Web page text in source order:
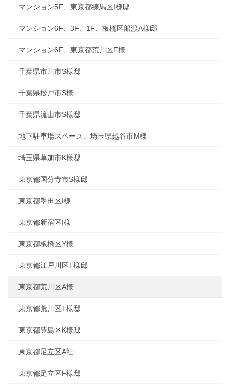
マンション5F、東京都練馬区I様邸
マンション6F、3F、1F、板橋区船渡A様邸
マンション6F、東京都荒川区F様
千葉県市川市S様邸
千葉県松戸市S様
千葉県流山市S様邸
地下駐車場スペース、埼玉県越谷市M様
埼玉県草加市K様邸
東京都国分寺市S様邸
東京都墨田区I様
東京都新宿区I様
東京都板橋区Y様
東京都江戸川区T様邸
東京都荒川区A様
東京都荒川区T様邸
東京都豊島区K様邸
東京都足立区A社
東京都足立区F様邸